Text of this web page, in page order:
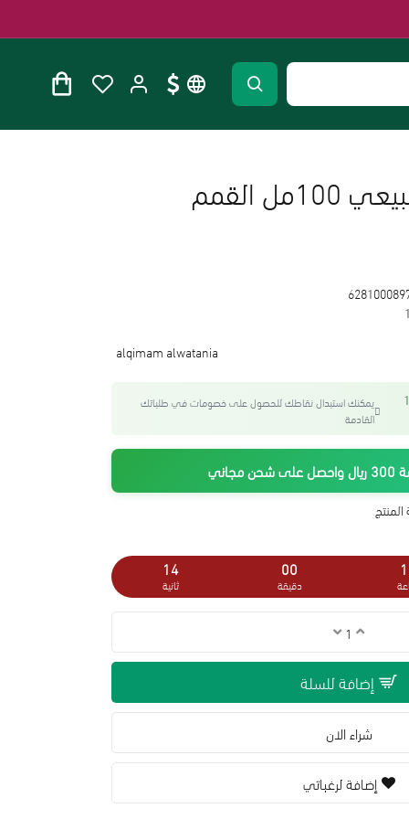
زيت الخزامى الطبيعي 100مل القمم
00
دقيقة
13
ثانية
alqimam alwatania
على 18
يمكنك استبدال نقاطك للحصول على خصومات في طلباتك
القادمة
إضافة للسلة
شراء الان
إضافة لرغباتي